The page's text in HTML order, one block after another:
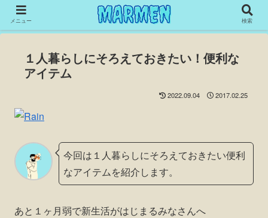
１人暮らしにそろえておきたい！便利な
アイテム
2022.09.04 2017.02.25
今回は１人暮らしにそろえておきたい便利
なアイテムを紹介します。
あと１ヶ月弱で新生活がはじまるみなさんへ
メニュー 検索